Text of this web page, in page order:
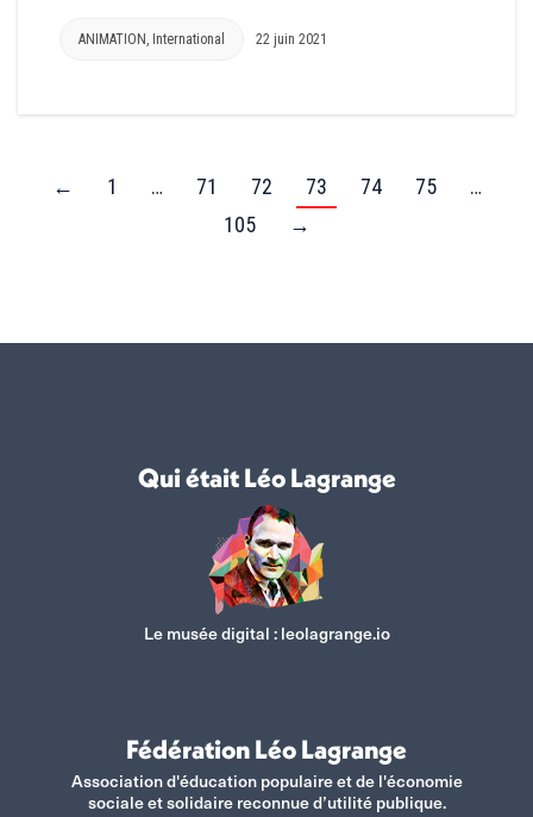
ANIMATION , International 22 juin 2021
← 1 … 71 72 73 74 75
…
105
→
Qui était Léo Lagrange
Le musée digital : leolagrange.io
Fédération Léo Lagrange
Association d'éducation populaire et de l'économie
sociale et solidaire reconnue d’utilité publique.